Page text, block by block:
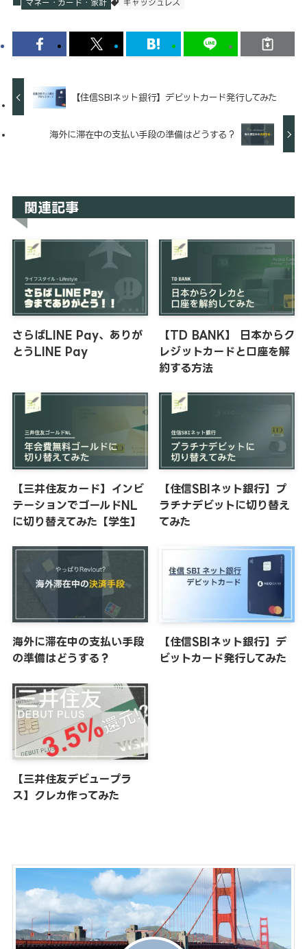
マネー・カード・家計 キャッシュレス
【住信SBIネット銀行】デビットカード発行してみた
海外に滞在中の支払い手段の準備はどうする？
関連記事
さらばLINE Pay、ありが
とうLINE Pay
【TD BANK】 日本からク
レジットカードと口座を解
約する方法
【三井住友カード】インビ
テーションでゴールドNL
に切り替えてみた【学生】
【住信SBIネット銀行】プ
ラチナデビットに切り替え
てみた
海外に滞在中の支払い手段
の準備はどうする？
【住信SBIネット銀行】デ
ビットカード発行してみた
【三井住友デビュープラ
ス】クレカ作ってみた